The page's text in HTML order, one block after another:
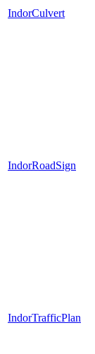
IndorCulvert
IndorRoadSign
IndorTrafficPlan